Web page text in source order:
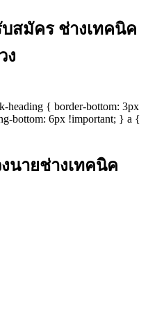
สมัคร ช่างเทคนิค
ง
heading { border-bottom: 3px
bottom: 6px !important; } a {
นายช่างเทคนิค